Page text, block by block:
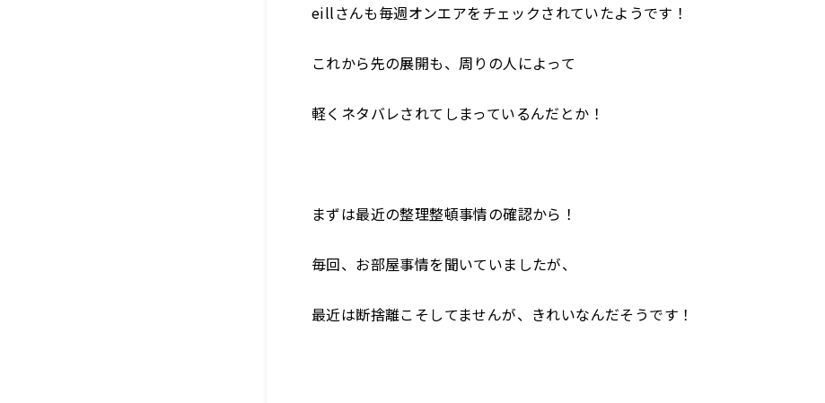
eillさんも毎週オンエアをチェックされていたようです！
これから先の展開も、周りの人によって
軽くネタバレされてしまっているんだとか！
まずは最近の整理整頓事情の確認から！
毎回、お部屋事情を聞いていましたが、
最近は断捨離こそしてませんが、きれいなんだそうです！